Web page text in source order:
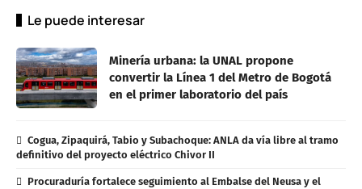
Le puede interesar
Minería urbana: la UNAL propone
convertir la Línea 1 del Metro de Bogotá
en el primer laboratorio del país
Cogua, Zipaquirá, Tabio y Subachoque: ANLA da vía libre al tramo
definitivo del proyecto eléctrico Chivor II
Procuraduría fortalece seguimiento al Embalse del Neusa y el